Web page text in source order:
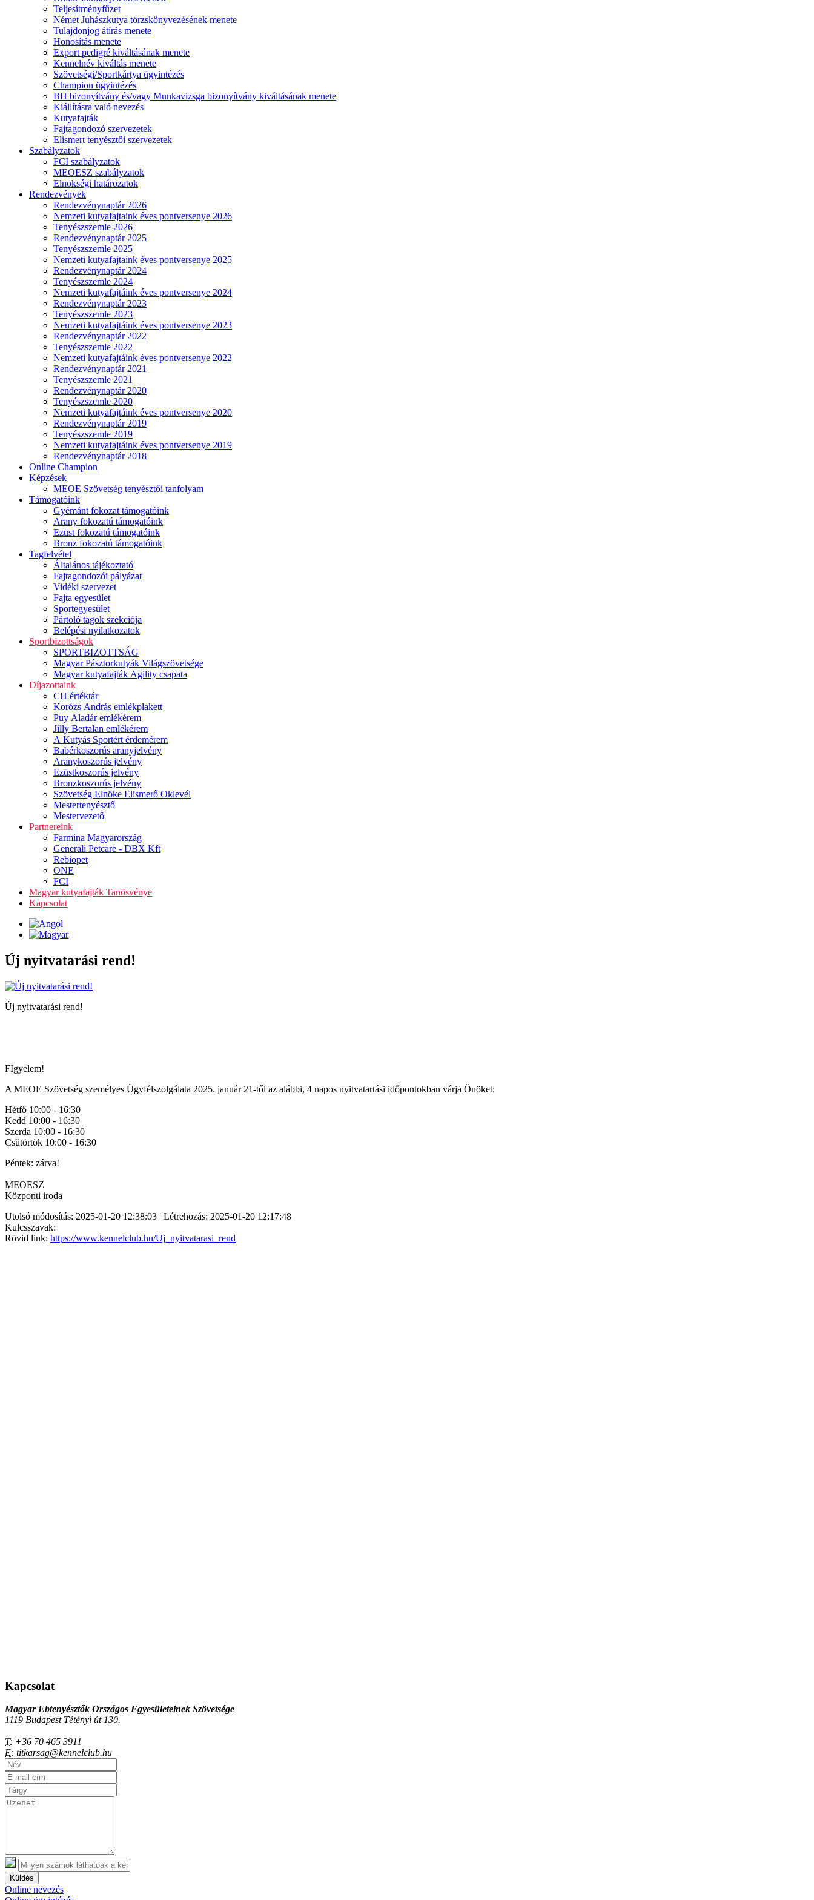
Teljesítményfűzet
Német Juhászkutya törzskönyvezésének menete
Tulajdonjog átírás menete
Honosítás menete
Export pedigré kiváltásának menete
Kennelnév kiváltás menete
Szövetségi/Sportkártya ügyintézés
Champion ügyintézés
BH bizonyítvány és/vagy Munkavizsga bizonyítvány kiváltásának menete
Kiállításra való nevezés
Kutyafajták
Fajtagondozó szervezetek
Elismert tenyésztői szervezetek
Szabályzatok
FCI szabályzatok
MEOESZ szabályzatok
Elnökségi határozatok
Rendezvények
Rendezvénynaptár 2026
Nemzeti kutyafajtaink éves pontversenye 2026
Tenyészszemle 2026
Rendezvénynaptár 2025
Tenyészszemle 2025
Nemzeti kutyafajtaink éves pontversenye 2025
Rendezvénynaptár 2024
Tenyészszemle 2024
Nemzeti kutyafajtáink éves pontversenye 2024
Rendezvénynaptár 2023
Tenyészszemle 2023
Nemzeti kutyafajtáink éves pontversenye 2023
Rendezvénynaptár 2022
Tenyészszemle 2022
Nemzeti kutyafajtáink éves pontversenye 2022
Rendezvénynaptár 2021
Tenyészszemle 2021
Rendezvénynaptár 2020
Tenyészszemle 2020
Nemzeti kutyafajtáink éves pontversenye 2020
Rendezvénynaptár 2019
Tenyészszemle 2019
Nemzeti kutyafajtáink éves pontversenye 2019
Rendezvénynaptár 2018
Online Champion
Képzések
MEOE Szövetség tenyésztői tanfolyam
Támogatóink
Gyémánt fokozat támogatóink
Arany fokozatú támogatóink
Ezüst fokozatú támogatóink
Bronz fokozatú támogatóink
Tagfelvétel
Általános tájékoztató
Fajtagondozói pályázat
Vidéki szervezet
Fajta egyesület
Sportegyesület
Pártoló tagok szekciója
Belépési nyilatkozatok
Sportbizottságok
SPORTBIZOTTSÁG
Magyar Pásztorkutyák Világszövetsége
Magyar kutyafajták Agility csapata
Díjazottaink
CH értéktár
Korózs András emlékplakett
Puy Aladár emlékérem
Jilly Bertalan emlékérem
A Kutyás Sportért érdemérem
Babérkoszorús aranyjelvény
Aranykoszorús jelvény
Ezüstkoszorús jelvény
Bronzkoszorús jelvény
Szövetség Elnöke Elismerő Oklevél
Mestertenyésztő
Mestervezető
Partnereink
Farmina Magyarország
Generali Petcare - DBX Kft
Rebiopet
ONE
FCI
Magyar kutyafajták Tanösvénye
Kapcsolat
Új nyitvatarási rend!
Új nyitvatarási rend!
FIgyelem!
A MEOE Szövetség személyes Ügyfélszolgálata 2025. január 21-től az alábbi, 4 napos nyitvatartási időpontokban várja Önöket:
Hétfő 10:00 - 16:30
Kedd 10:00 - 16:30
Szerda 10:00 - 16:30
Csütörtök 10:00 - 16:30
Péntek: zárva!
MEOESZ
Központi iroda
Utolsó módosítás: 2025-01-20 12:38:03 | Létrehozás: 2025-01-20 12:17:48
Kulcsszavak:
Rövid link: https://www.kennelclub.hu/Uj_nyitvatarasi_rend
Kapcsolat
Magyar Ebtenyésztők Országos Egyesületeinek Szövetsége
1119 Budapest Tétényi út 130.
T: +36 70 465 3911
E: titkarsag@kennelclub.hu
Küldés
Online nevezés